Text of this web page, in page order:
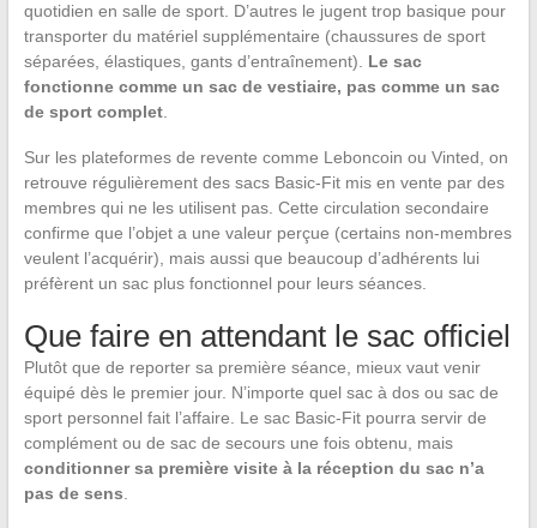
quotidien en salle de sport. D’autres le jugent trop basique pour
transporter du matériel supplémentaire (chaussures de sport
séparées, élastiques, gants d’entraînement). Le sac
fonctionne comme un sac de vestiaire, pas comme un sac
de sport complet.
Sur les plateformes de revente comme Leboncoin ou Vinted, on
retrouve régulièrement des sacs Basic-Fit mis en vente par des
membres qui ne les utilisent pas. Cette circulation secondaire
confirme que l’objet a une valeur perçue (certains non-membres
veulent l’acquérir), mais aussi que beaucoup d’adhérents lui
préfèrent un sac plus fonctionnel pour leurs séances.
Que faire en attendant le sac officiel
Plutôt que de reporter sa première séance, mieux vaut venir
équipé dès le premier jour. N’importe quel sac à dos ou sac de
sport personnel fait l’affaire. Le sac Basic-Fit pourra servir de
complément ou de sac de secours une fois obtenu, mais
conditionner sa première visite à la réception du sac n’a
pas de sens.